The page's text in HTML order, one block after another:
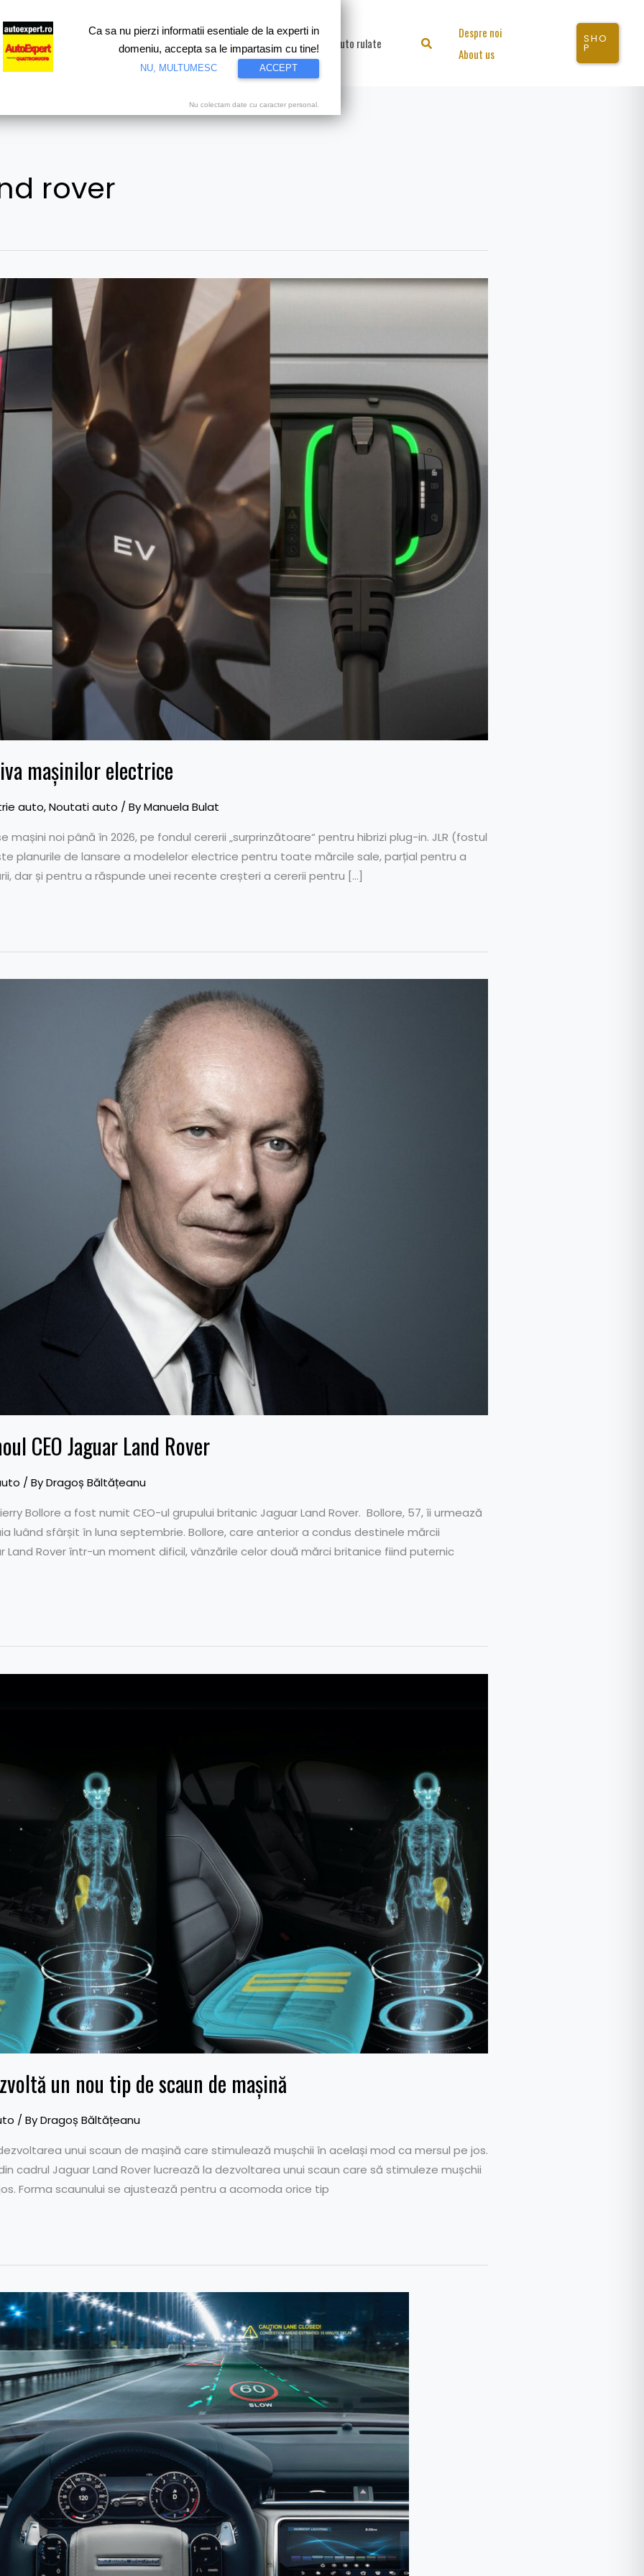
Test drive Motorsport Proiecte speciale Video Auto rulate Search
Despre noi
About us
SHO
P
rover
mașinilor electrice
auto,Noutati auto / ByManuela Bulat
mașini noi până în 2026, pe fondul cererii „surprinzătoare“ pentru hibrizi plug-in. JLR (fostul
planurile de lansare a modelelor electrice pentru toate mărcile sale, parțial pentru a
dar și pentru a răspunde unei recente creșteri a cererii pentru […]
CEO Jaguar Land Rover
/ ByDragoș Băltățeanu
Bollore a fost numit CEO-ul grupului britanic Jaguar Land Rover. Bollore, 57, îi urmează
luând sfârșit în luna septembrie. Bollore, care anterior a condus destinele mărcii
Land Rover într-un moment dificil, vânzările celor două mărci britanice fiind puternic
un nou tip de scaun de mașină
/ ByDragoș Băltățeanu
unui scaun de mașină care stimulează mușchii în același mod ca mersul pe jos.
cadrul Jaguar Land Rover lucrează la dezvoltarea unui scaun care să stimuleze mușchii
Forma scaunului se ajustează pentru a acomoda orice tip
Ca sa nu pierzi informatii esentiale de la experti in
domeniu, accepta sa le impartasim cu tine!
NU, MULTUMESC ACCEPT
Nu colectam date cu caracter personal.